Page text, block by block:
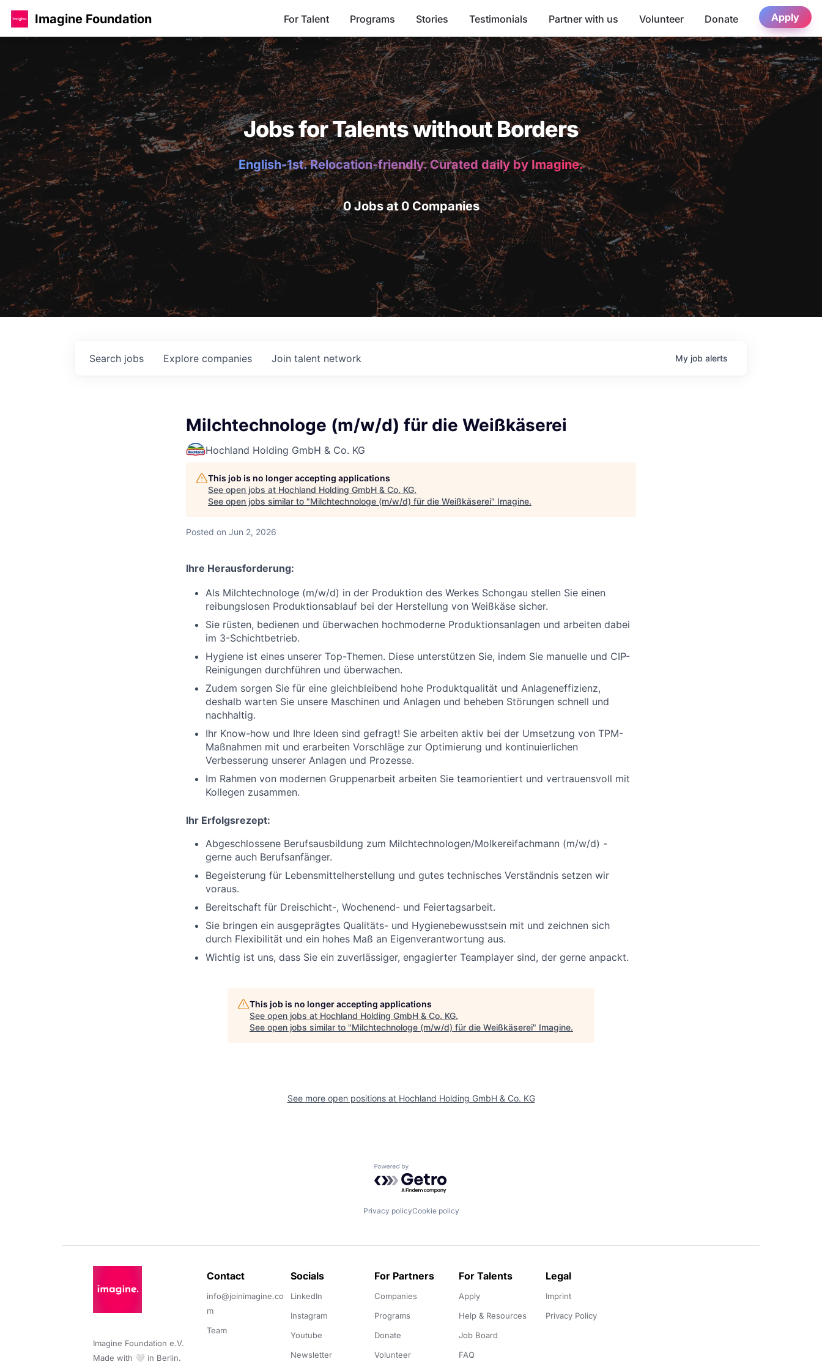
Imagine Foundation For Talent Programs Stories Testimonials Partner with us Volunteer Donate Apply
Jobs for Talents without Borders
English-1st. Relocation-friendly. Curated daily by Imagine.
0 Jobs at 0 Companies
Search jobs Explore companies Join talent network My job alerts
Milchtechnologe (m/w/d) für die Weißkäserei
Hochland Holding GmbH & Co. KG
This job is no longer accepting applications
See open jobs at Hochland Holding GmbH & Co. KG.
See open jobs similar to "Milchtechnologe (m/w/d) für die Weißkäserei" Imagine.
Posted on Jun 2, 2026
Ihre Herausforderung:
Als Milchtechnologe (m/w/d) in der Produktion des Werkes Schongau stellen Sie einen
reibungslosen Produktionsablauf bei der Herstellung von Weißkäse sicher.
Sie rüsten, bedienen und überwachen hochmoderne Produktionsanlagen und arbeiten dabei
im 3-Schichtbetrieb.
Hygiene ist eines unserer Top-Themen. Diese unterstützen Sie, indem Sie manuelle und CIP-
Reinigungen durchführen und überwachen.
Zudem sorgen Sie für eine gleichbleibend hohe Produktqualität und Anlageneffizienz,
deshalb warten Sie unsere Maschinen und Anlagen und beheben Störungen schnell und
nachhaltig.
Ihr Know-how und Ihre Ideen sind gefragt! Sie arbeiten aktiv bei der Umsetzung von TPM-
Maßnahmen mit und erarbeiten Vorschläge zur Optimierung und kontinuierlichen
Verbesserung unserer Anlagen und Prozesse.
Im Rahmen von modernen Gruppenarbeit arbeiten Sie teamorientiert und vertrauensvoll mit
Kollegen zusammen.
Ihr Erfolgsrezept:
Abgeschlossene Berufsausbildung zum Milchtechnologen/Molkereifachmann (m/w/d) -
gerne auch Berufsanfänger.
Begeisterung für Lebensmittelherstellung und gutes technisches Verständnis setzen wir
voraus.
Bereitschaft für Dreischicht-, Wochenend- und Feiertagsarbeit.
Sie bringen ein ausgeprägtes Qualitäts- und Hygienebewusstsein mit und zeichnen sich
durch Flexibilität und ein hohes Maß an Eigenverantwortung aus.
Wichtig ist uns, dass Sie ein zuverlässiger, engagierter Teamplayer sind, der gerne anpackt.
This job is no longer accepting applications
See open jobs at Hochland Holding GmbH & Co. KG.
See open jobs similar to "Milchtechnologe (m/w/d) für die Weißkäserei" Imagine.
See more open positions at Hochland Holding GmbH & Co. KG
Powered by Getro.com
Privacy policyCookie policy
Imagine Foundation e.V.
Made with 🤍 in Berlin.
Contact
info@joinimagine.co
m
Team
Socials
LinkedIn
Instagram
Youtube
Newsletter
For Partners
Companies
Programs
Donate
Volunteer
For Talents
Apply
Help & Resources
Job Board
FAQ
Legal
Imprint
Privacy Policy